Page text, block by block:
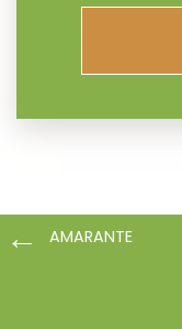
AMARANTE